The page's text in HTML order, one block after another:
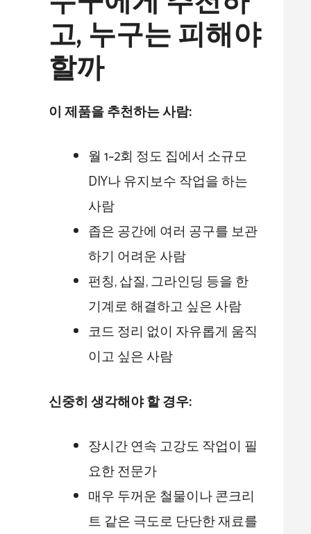
고, 누구는 피해야
할까
이 제품을 추천하는 사람:
월 1~2회 정도 집에서 소규모
DIY나 유지보수 작업을 하는
사람
좁은 공간에 여러 공구를 보관
하기 어려운 사람
펀칭, 삽질, 그라인딩 등을 한
기계로 해결하고 싶은 사람
코드 정리 없이 자유롭게 움직
이고 싶은 사람
신중히 생각해야 할 경우:
장시간 연속 고강도 작업이 필
요한 전문가
매우 두꺼운 철물이나 콘크리
트 같은 극도로 단단한 재료를